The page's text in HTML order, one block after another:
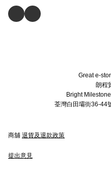
Great e-
朗程
Bright
荃灣白田壩街36-44
商舖 退貨及退款政策
提出意見